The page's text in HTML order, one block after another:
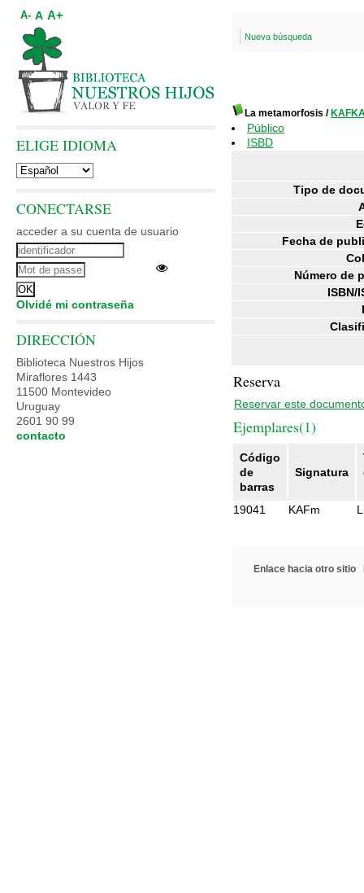
Nueva búsqueda
La metamorfosis /
Público
ISBD
Tipo de
Fecha de
Número de
ISBN/
Reserva
Reservar este
Ejemplares(1)
Código
de
barras
Signatura
19041
KAFm
Enlace hacia otro sitio
A- A A+
ELIGE IDIOMA
CONECTARSE
acceder a su cuenta de usuario
Olvidé mi contraseña
DIRECCIÓN
Biblioteca Nuestros Hijos
Miraflores 1443
11500 Montevideo
Uruguay
2601 90 99
contacto